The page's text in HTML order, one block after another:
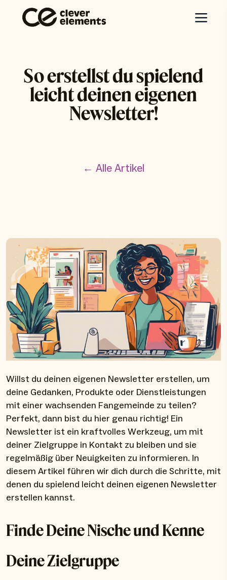
So erstellst du spielend
leicht deinen eigenen
Newsletter!
← Alle Artikel
Willst du deinen eigenen Newsletter erstellen, um
deine Gedanken, Produkte oder Dienstleistungen
mit einer wachsenden Fangemeinde zu teilen?
Perfekt, dann bist du hier genau richtig! Ein
Newsletter ist ein kraftvolles Werkzeug, um mit
deiner Zielgruppe in Kontakt zu bleiben und sie
regelmäßig über Neuigkeiten zu informieren. In
diesem Artikel führen wir dich durch die Schritte, mit
denen du spielend leicht deinen eigenen Newsletter
erstellen kannst.
Finde Deine Nische und Kenne
Deine Zielgruppe